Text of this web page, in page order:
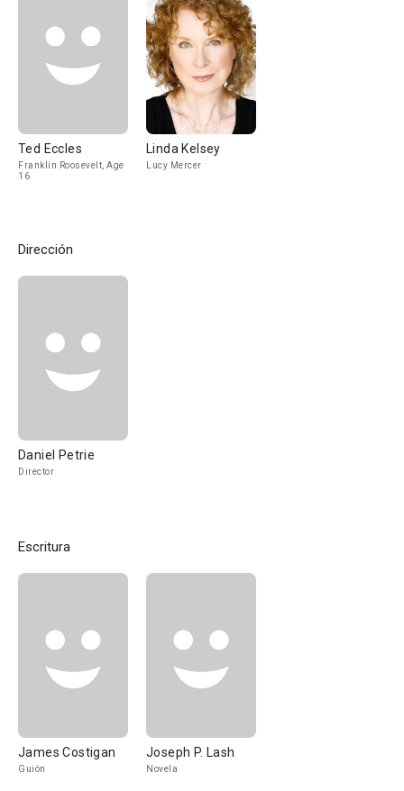
Ted Eccles
Franklin Roosevelt, Age
16
Linda Kelsey
Lucy Mercer
Dirección
Daniel Petrie
Director
Escritura
James Costigan
Guión
Joseph P. Lash
Novela